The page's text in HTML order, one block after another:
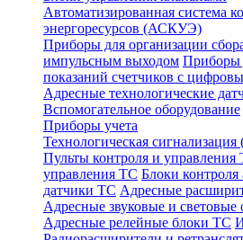
Автоматизированная система
энергоресурсов (АСКУЭ)
Приборы для организации
импульсным выходом Приборы
показаний счетчиков с
Адресные технологические
Вспомогательное оборудование
Приборы учета
Технологическая сигнализация
Пульты контроля и управления
управления ТС Блоки
датчики ТС Адресные
Адресные звуковые и
Адресные релейные блоки ТС